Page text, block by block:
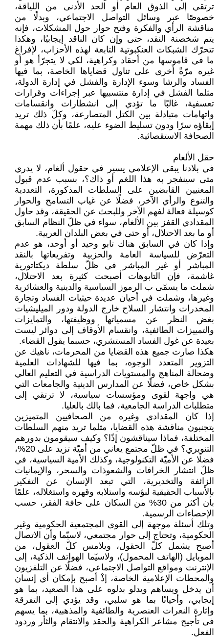
ترتقي إلى الذوق العام أو الحد الأدنى من اللياقة،
خصوصًا عبر وسائل التواصل الاجتماعي، وبدلًا من
مناقشة الرأي والفكرة وفتح حوار حول المشكلات، فإنه
يتم شخصنة النقد، حتى وإن كان الناقد إيجابيًا، وهكذا
تتحرّك الشبكات العنكبوتية التابعة لهذه الأحزاب، لإفراغ
ما في قاموسها من أحقاد وكراهية، لكي لا يتجرّأ هو أو
غيره مرّةً أخرى على تناول قضاياها الخاصة، بما فيها
الفساد والرشا وسوء الإدارة والفشل في إدارة الدولة،
مثلما الفشل في إدارة منتسبيها عبر إجراءات وقرارات
تعسفية، غالبًا ما تؤدي إلى انشطارات وانقسامات
واتهامات متبادلة بين الكتل المتصارعة، وكلّ ذلك تريد
إبقاؤه سرًا ودون تسليط الضوء عليه، علمًا بأن ذلك مهمة
الصحافة الاستقصائية.
حقل الألغام
في بلادنا يبقى الإعلامي يسير في حقول ألغام، لا يدري
متى سينفجر به هذا اللغم أو ذاك؟، بسبب عدم قبول
المعنيين القابضين على السلطات المذكورة، التعددية
والتنوع والرأي الآخر، فضلًا عن غياب التسامح والحوار
كوسيلة فعالة لفهم الآخر وللبحث عن الحقيقة، وقد حاول
المقدادي القفز بين الألغام، سواء في ظلّ النظام السابق
أو ما بعد الاحتلال، أو حتى في بعض البلدان العربية.
وإذا كان في السابق هناك تابو وحيد أو أوحد، هو عدم
التعرّض للسياسة العامة والحزبية وتفريعاتها بالنقد
المباشر أو غير المباشر في ظلّ سلطة ديكتاتورية
غاشمة، فإن التابوهات أصبحت كثيرة بعد الاحتلال،
شملت ما يسمّى ب الرموز السياسية والدينية والعشائرية
وغيرها، وشملت في أحيان عديدة حيثيات الفساد وتجارة
المخدرات وانتشار السلاح خارج الدولة ودور الميليشيات
بغض النظر عن مسمياتها ووظيفتها، والتمايزات
والتمييزات الطائفية، وانقسام الأوقاف إلى دوائر ليست
بعيدة عن غول الفساد المستشري، حسبما يقول القضاء.
هكذا صارت جميع هذه القضايا من المحرمات، ناهيك عن
التزوير المتعدد الوجوه، بما فيها للشهادات العلمية
وضحالة المناهج والمستويات الدراسية في التعليم العالي
بشكل خاص، فضلًا عن المدارس الدينية والجامعات التي
هي واجهة لقوى ومؤسسات سياسية، لا ترتقي إلى
متطلبات الدراسة الجامعية، فما بالك بالعليا.
إذا كان المقدادي وغيره من الصحافيين المتميزين
يتجنبون مناقشة هذه القضايا، مثلما تريد منهم السلطات
المختلفة، فماذا سيناقشون إذًا؟ وكيف سيقومون بدورهم
التنويري؟ في ظلّ مجتمع يعاني من أميّة تزيد على 20%،
فضلًا عن الأميّة التكنولوجية، وكذلك الأمية السياسية، في
ظلّ انتشار الخرافات والشعوذات والسحر، والإيمانيات
الزائفة والتخديرية، التي تبعد الإنسان عن التفكير
بالأسباب الحقيقية لبؤسه واستلابه وقهره واستغلاله، علمًا
بأن أكثر من 30% من السكان على حافة الفقر، حسب
الإحصاءات الرسمية.
وتلك أسئلة موجهة إلى القوى المجتمعية الحكومية وغير
الحكومية، وتحتاج إلى حوار مجتمعي، لاسيّما وأن الاتصال
أصبح يشمل كلّ الحقول، ويلامس كلّ العقول، من
الموبايل (الهاتف المحمول)، ولاسيّما الهواتف الذكية، إلى
الإنترنت ومواقع التواصل الاجتماعي، فضلُا عن التلفزيون
والمحطات الإعلامية الخاصة، إذْ أصبح بإمكان أي إنسان
أن يدخل ويساهم ويدلو بدلوه على هذا الصعيد، بما هو
إيجابي، وأحيانًا بما هو سلبي، وقد يؤدي إلى التفرقة
وإثارة النعرات العنصرية والطائفية والمذهبية، بما يسهم
في تأجيج مشاعر الكراهية والحقد والانتقام والثأر وردود
الفعل.